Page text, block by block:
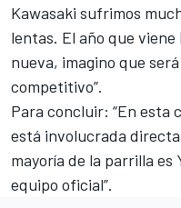
Kawasaki sufrimos
lentas. El año que
nueva, imagino que
competitivo”.
Para concluir: “En esta
está involucrada
mayoría de la parrilla es
equipo oficial”.